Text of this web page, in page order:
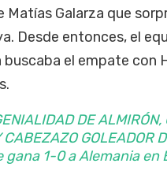
Matías Galarza que
Desde entonces, el
buscaba el empate con
DE
CABEZAZO GOLEADOR
gana 1-0 a Alemania en